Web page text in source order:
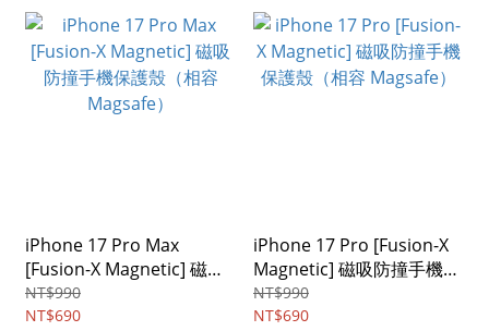
iPhone 17 Pro Max
[Fusion-X Magnetic] 磁吸
防撞手機保護殼（相容
Magsafe）
NT$990
NT$690
iPhone 17 Pro [Fusion-X
Magnetic] 磁吸防撞手機保
護殼（相容 Magsafe）
NT$990
NT$690